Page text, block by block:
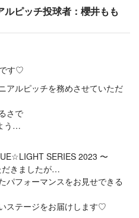
ピッチ投球者：櫻井もも
す♡
アルピッチを務めさせていただ
さで
う…
SERIES 2023 〜
だきましたが…
パフォーマンスをお見せできる
ステージをお届けします♡